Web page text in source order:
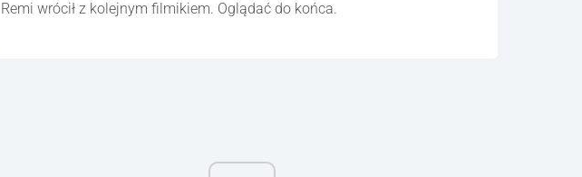
Remi wrócił z kolejnym filmikiem. Oglądać do końca.